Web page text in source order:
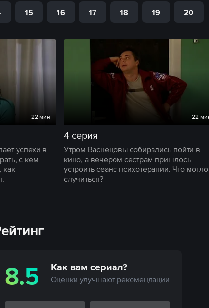
15 16 17 18 19 20
22 мин
успехи в
с кем
как
22
4 серия
Утром Васнецовы собирались пойти в
кино, а вечером сестрам пришлось
устроить сеанс психотерапии. Что могло
случиться?
8.5 Как вам сериал?
Оценки улучшают рекомендации